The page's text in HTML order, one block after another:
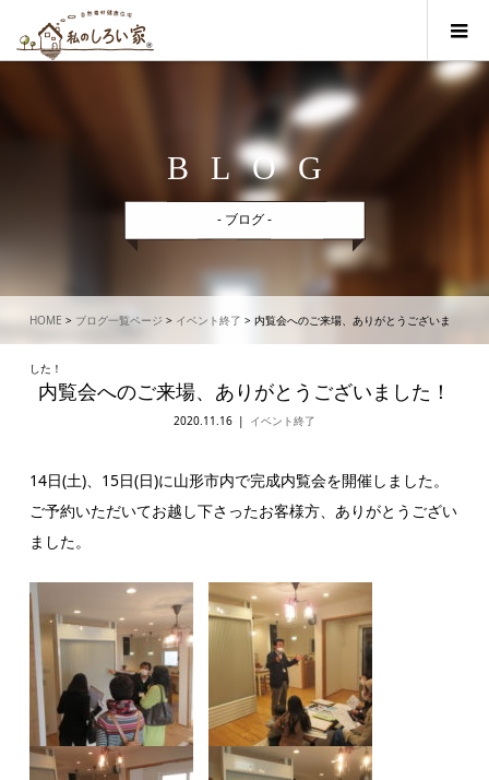
BLOG
- ブログ -
HOME > ブログ一覧ページ > イベント終了 >内覧会へのご来場、ありがとうございま
した！
内覧会へのご来場、ありがとうございました！
2020.11.16 イベント終了
14日(土)、15日(日)に山形市内で完成内覧会を開催しました。
ご予約いただいてお越し下さったお客様方、ありがとうござい
ました。